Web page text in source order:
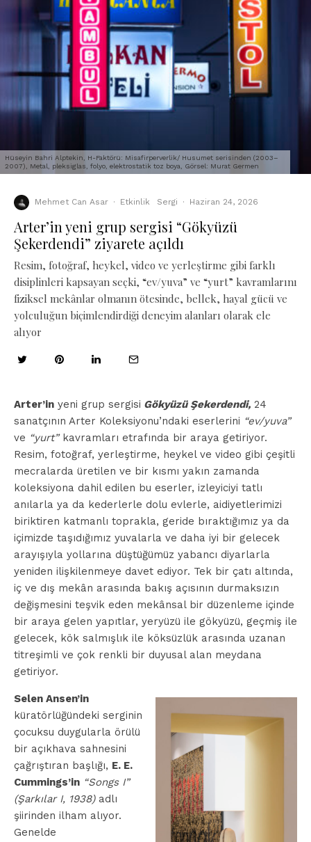
Hüseyin Bahri Alptekin, H-Faktörü: Misafirperverlik/ Husumet serisinden (2003–
2007), Metal, pleksiglas, folyo, elektrostatik toz boya, Görsel: Murat Germen
Mehmet Can Asar · Etkinlik Sergi · Haziran 24, 2026
Arter’in yeni grup sergisi “Gökyüzü
Şekerdendi” ziyarete açıldı
Resim, fotoğraf, heykel, video ve yerleştirme gibi farklı
disiplinleri kapsayan seçki, “ev/yuva” ve “yurt” kavramlarını
fiziksel mekânlar olmanın ötesinde, bellek, hayal gücü ve
yolculuğun biçimlendirdiği deneyim alanları olarak ele
alıyor
Arter’in yeni grup sergisi Gökyüzü Şekerdendi, 24
sanatçının Arter Koleksiyonu’ndaki eserlerini “ev/yuva”
ve “yurt”kavramları etrafında bir araya getiriyor.
Resim, fotoğraf, yerleştirme, heykel ve video gibi çeşitli
mecralarda üretilen ve bir kısmı yakın zamanda
koleksiyona dahil edilen bu eserler, izleyiciyi tatlı
anılarla ya da kederlerle dolu evlerle, aidiyetlerimizi
biriktiren katmanlı toprakla, geride bıraktığımız ya da
içimizde taşıdığımız yuvalarla ve daha iyi bir gelecek
arayışıyla yollarına düştüğümüz yabancı diyarlarla
yeniden ilişkilenmeye davet ediyor. Tek bir çatı altında,
iç ve dış mekân arasında bakış açısının durmaksızın
değişmesini teşvik eden mekânsal bir düzenleme içinde
bir araya gelen yapıtlar, yeryüzü ile gökyüzü, geçmiş ile
gelecek, kök salmışlık ile köksüzlük arasında uzanan
titreşimli ve çok renkli bir duyusal alan meydana
getiriyor.
Selen Ansen’in
küratörlüğündeki serginin
çocuksu duygularla örülü
bir açıkhava sahnesini
çağrıştıran başlığı, E. E.
Cummings’in “Songs I”
(Şarkılar I, 1938)adlı
şiirinden ilham alıyor.
Genelde